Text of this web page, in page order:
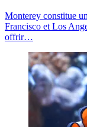
Monterey constitue
Francisco et Los
offrir…